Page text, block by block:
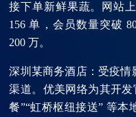
接下单新鲜果蔬。网站
156 单，会员数量突破
200 万。
深圳某商务酒店：受疫
渠道。优美网络为其开
餐”“虹桥枢纽接送” 等本